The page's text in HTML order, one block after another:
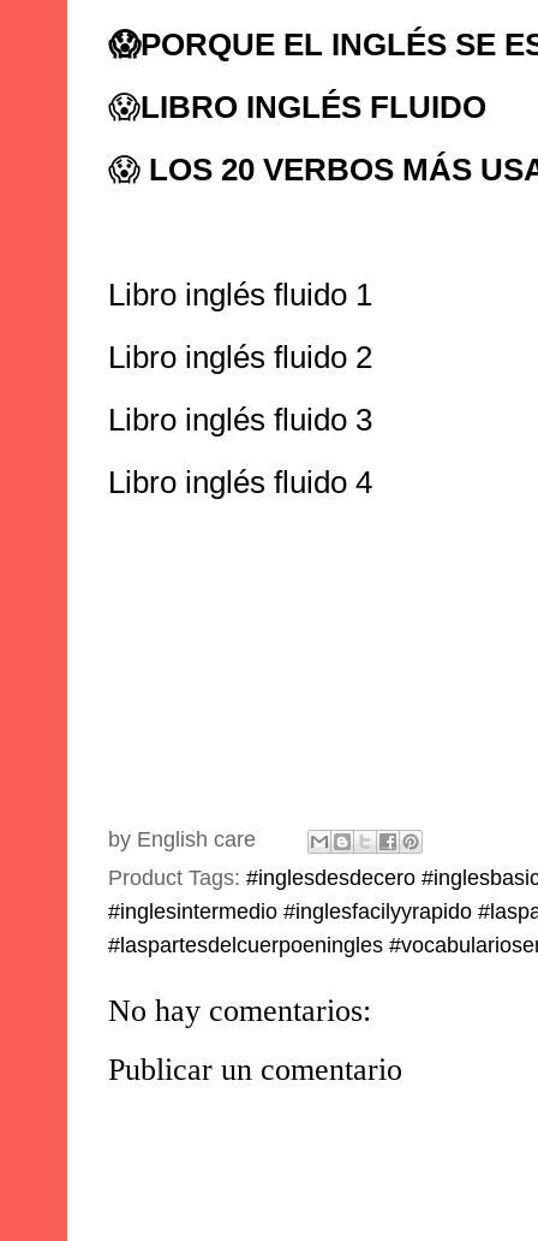
😱PORQUE EL INGLÉS SE
😱LIBRO INGLÉS FLUIDO
😱 LOS 20 VERBOS MÁS
Libro inglés fluido 1
Libro inglés fluido 2
Libro inglés fluido 3
Libro inglés fluido 4
by English care
Product Tags: #inglesdesdecero
#inglesintermedio #inglesfacilyyrapido
#laspartesdelcuerpoeningles
No hay comentarios:
Publicar un comentario